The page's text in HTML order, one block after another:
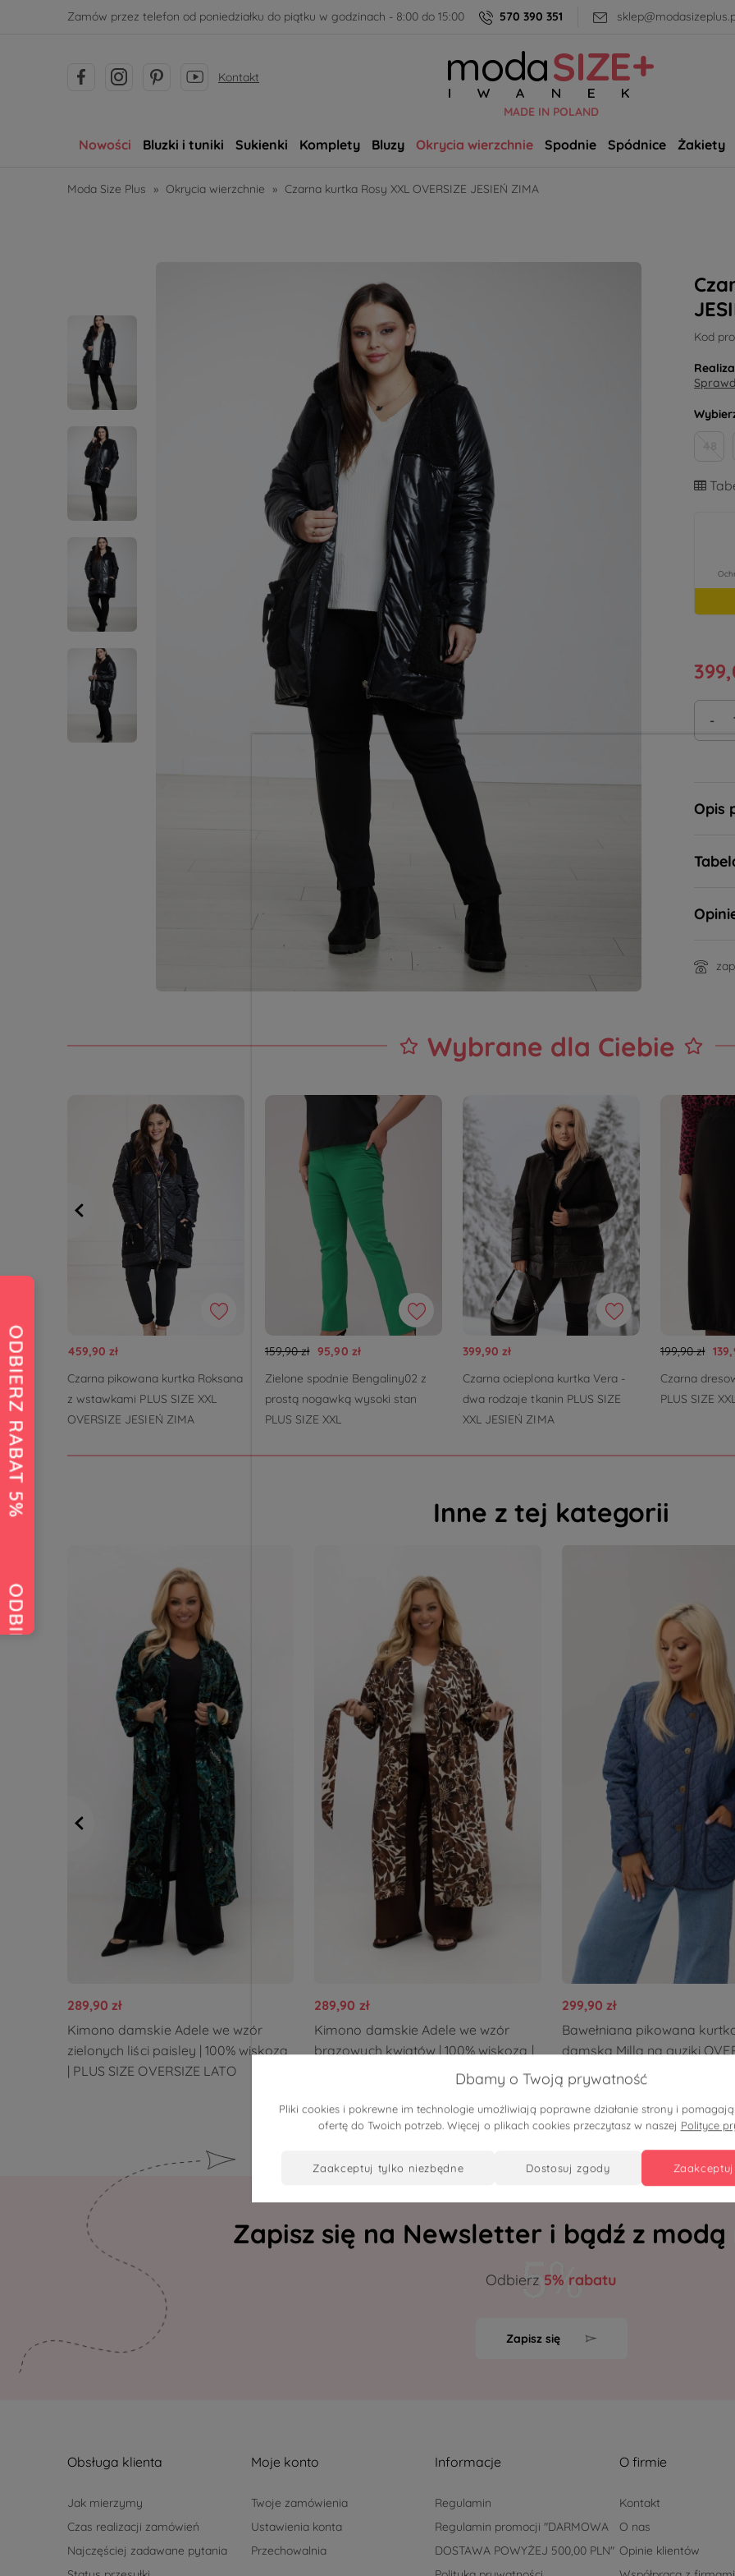
Zamów przez telefon od poniedziałku do piątku w godzinach - 8:00 do 15:00 570 390 351
Kontakt
MADE IN POLAND
Nowości Bluzki i tuniki Sukienki Komplety Bluzy Okrycia wierzchnie Spodnie Spódnice Żakiety
Moda Size Plus » Okrycia wierzchnie » Czarna kurtka Rosy XXL OVERSIZE JESIEŃ ZIMA
Kod
-
Opis
Wybrane dla Ciebie
459,90 zł
Czarna pikowana kurtka Roksana
z wstawkami PLUS SIZE XXL
OVERSIZE JESIEŃ ZIMA
159,90 zł 95,90 zł
Zielone spodnie Bengaliny02 z
prostą nogawką wysoki stan
PLUS SIZE XXL
399,90 zł
Czarna ocieplona kurtka Vera -
dwa rodzaje tkanin PLUS SIZE
XXL JESIEŃ ZIMA
199,90 zł
Czarna
PLUS SIZE XXL
Inne z tej kategorii
289,90 zł
Kimono damskie Adele we wzór
zielonych liści paisley | 100% wiskoza
| PLUS SIZE OVERSIZE LATO
289,90 zł
Kimono damskie Adele we wzór
brązowych kwiatów | 100% wiskoza |
PLUS SIZE OVERSIZE LATO
299,90 zł
Bawełniana pikowana
damska Milla na guziki
PLUS SIZE XXL WIOSNA LATO
Zapisz się na Newsletter i bądź z modą
Odbierz 5% rabatu
Zapisz się
Obsługa klienta
Jak mierzymy
Czas realizacji zamówień
Najczęściej zadawane pytania
Moje konto
Twoje zamówienia
Ustawienia konta
Przechowalnia
Informacje
Regulamin
Regulamin promocji "DARMOWA
DOSTAWA POWYŻEJ 500,00 PLN"
O firmie
Kontakt
O nas
Opinie klientów
Dbamy o Twoją prywatność
Pliki cookies i pokrewne im technologie umożliwiają poprawne działanie strony i
ofertę do Twoich potrzeb. Więcej o plikach cookies przeczytasz w naszej Polityce
zaakceptuj tylko niezbędne dostosuj zgody